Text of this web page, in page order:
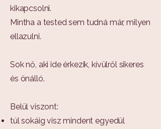
kikapcsolni.
Mintha a tested sem tudná már, milyen
ellazulni.
Sok nő, aki ide érkezik, kívülről sikeres
és önálló.
Belül viszont:
túl sokáig visz mindent egyedül